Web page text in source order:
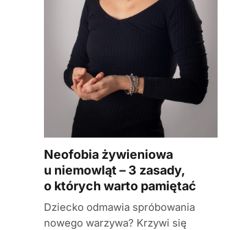
Neofobia żywieniowa
u niemowląt – 3 zasady,
o których warto pamiętać
Dziecko odmawia spróbowania
nowego warzywa? Krzywi się